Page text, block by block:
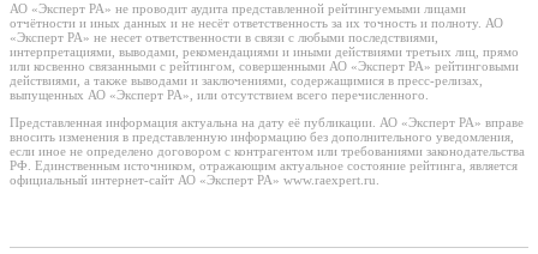
АО «Эксперт РА» не проводит аудита представленной рейтингуемыми лицами
отчётности и иных данных и не несёт ответственность за их точность и полноту. АО
«Эксперт РА» не несет ответственности в связи с любыми последствиями,
интерпретациями, выводами, рекомендациями и иными действиями третьих лиц, прямо
или косвенно связанными с рейтингом, совершенными АО «Эксперт РА» рейтинговыми
действиями, а также выводами и заключениями, содержащимися в пресс-релизах,
выпущенных АО «Эксперт РА», или отсутствием всего перечисленного.
Представленная информация актуальна на дату её публикации. АО «Эксперт РА» вправе
вносить изменения в представленную информацию без дополнительного уведомления,
если иное не определено договором с контрагентом или требованиями законодательства
РФ. Единственным источником, отражающим актуальное состояние рейтинга, является
официальный интернет-сайт АО «Эксперт РА» www.raexpert.ru.